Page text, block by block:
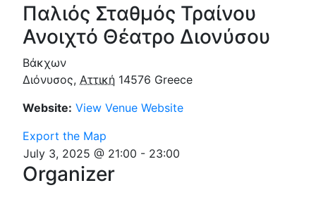
Παλιός Σταθμός Τραίνου
Ανοιχτό Θέατρο Διονύσου
Βάκχων
Διόνυσος, Αττική 14576 Greece
Website: View Venue Website
Export the Map
July 3, 2025 @ 21:00 - 23:00
Organizer